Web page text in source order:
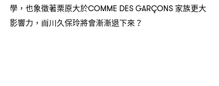
學 ， 也象徵著栗原大於COMME DES GARÇONS 家族更大
影響力 ， 而川久保玲將會漸漸退下來 ？